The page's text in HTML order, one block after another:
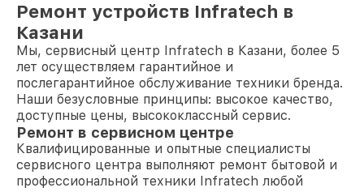
Ремонт устройств Infratech в
Казани
Мы, сервисный центр Infratech в Казани, более 5
лет осуществляем гарантийное и
послегарантийное обслуживание техники бренда.
Наши безусловные принципы: высокое качество,
доступные цены, высококлассный сервис.
Ремонт в сервисном центре
Квалифицированные и опытные специалисты
сервисного центра выполняют ремонт бытовой и
профессиональной техники Infratech любой